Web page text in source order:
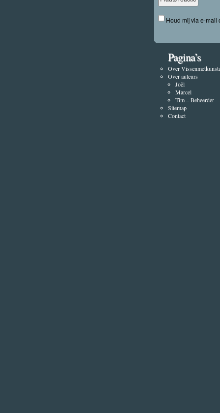
Houd mij via e-mail
Pagina’s
Over
Over auteurs
Joël
Marcel
Tim – Beheerder
Sitemap
Contact